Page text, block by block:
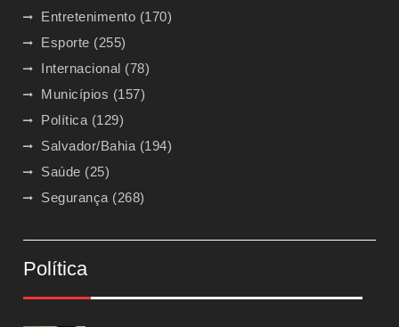
Entretenimento (170)
Esporte (255)
Internacional (78)
Municípios (157)
Política (129)
Salvador/Bahia (194)
Saúde (25)
Segurança (268)
Política